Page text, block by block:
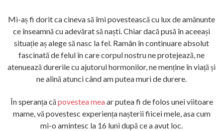
Mi-aș fi dorit ca cineva să îmi povestească cu lux de amănunte
ce înseamnă cu adevărat să naști. Chiar dacă pusă în aceeași
situație aș alege să nasc la fel. Ramân în continuare absolut
fascinată de felul în care corpul nostru ne protejează, ne
atenuează durerile cu ajutorul hormonilor, ne menține în viață și
ne alină atunci când am putea muri de durere.
În speranța că povestea meaar putea fi de folos unei viitoare
mame, vă povestesc experiența nașterii fiicei mele, asa cum
mi-o amintesc la 16 luni după ce a avut loc.